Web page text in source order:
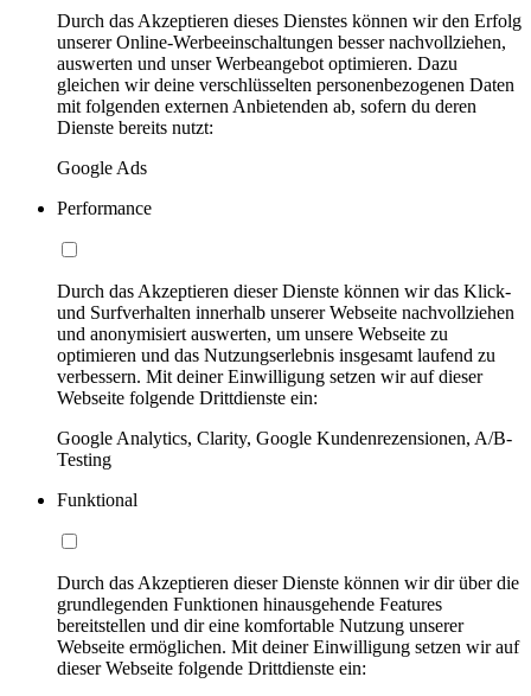
Durch das Akzeptieren dieses Dienstes können wir den Erfolg
unserer Online-Werbeeinschaltungen besser nachvollziehen,
auswerten und unser Werbeangebot optimieren. Dazu
gleichen wir deine verschlüsselten personenbezogenen Daten
mit folgenden externen Anbietenden ab, sofern du deren
Dienste bereits nutzt:
Google Ads
Performance
Durch das Akzeptieren dieser Dienste können wir das Klick-
und Surfverhalten innerhalb unserer Webseite nachvollziehen
und anonymisiert auswerten, um unsere Webseite zu
optimieren und das Nutzungserlebnis insgesamt laufend zu
verbessern. Mit deiner Einwilligung setzen wir auf dieser
Webseite folgende Drittdienste ein:
Google Analytics, Clarity, Google Kundenrezensionen, A/B-
Testing
Funktional
Durch das Akzeptieren dieser Dienste können wir dir über die
grundlegenden Funktionen hinausgehende Features
bereitstellen und dir eine komfortable Nutzung unserer
Webseite ermöglichen. Mit deiner Einwilligung setzen wir auf
dieser Webseite folgende Drittdienste ein: